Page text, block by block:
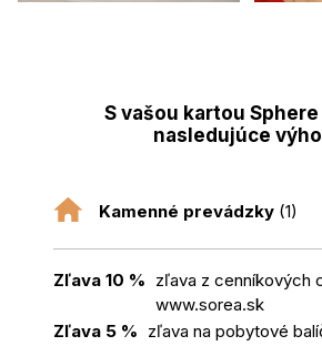
S vašou kartou
nasledujúce
Kamenné prevádzky (1)
Zľava 10 % zľava z cenníkových
www.sorea.sk
Zľava 5 % zľava na pobytové